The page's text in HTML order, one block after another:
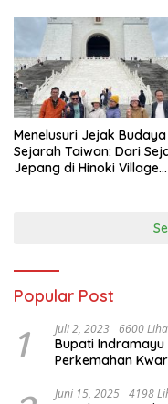
Menelusuri Jejak
Sejarah Taiwan: Dari
Jepang di Hinoki Village
Popular Post
1 Juli 2, 2023 6600
Bupati Indramayu
Perkemahan
Juni 15, 2025 4198